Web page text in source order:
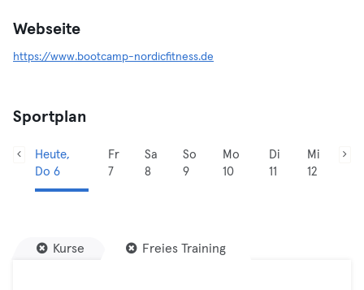
Webseite
https://www.bootcamp-nordicfitness.de
Sportplan
Heute,
Do 6
Fr
7
Sa
8
So
9
Mo
10
Di
11
Mi
12
Kurse Freies Training